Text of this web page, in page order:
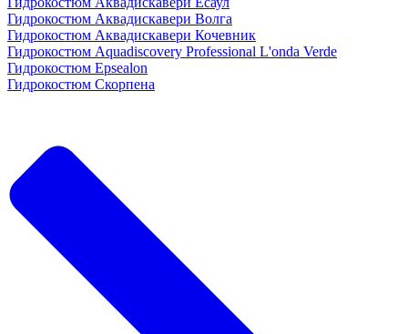
Гидрокостюм Аквадискавери Волга
Гидрокостюм Аквадискавери Кочевник
Гидрокостюм Aquadiscovery Professional L'onda Verde
Гидрокостюм Epsealon
Гидрокостюм Скорпена